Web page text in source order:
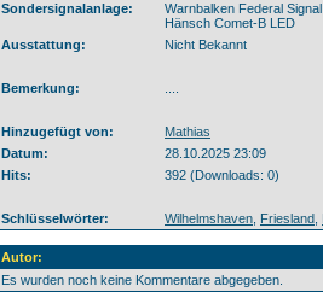
Sondersignalanlage:
Warnbalken Federal
Hänsch Comet-B LED
Ausstattung:
Nicht Bekannt
Bemerkung:
Hinzugefügt von:
Mathias
Datum:
28.10.2025 23:09
Hits:
392 (Downloads: 0)
Schlüsselwörter: Wilhelmshaven Friesland
Autor:
Es wurden noch keine Kommentare abgegeben.